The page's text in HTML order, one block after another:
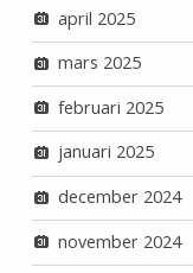
april 2025
mars 2025
februari 2025
januari 2025
december 2024
november 2024